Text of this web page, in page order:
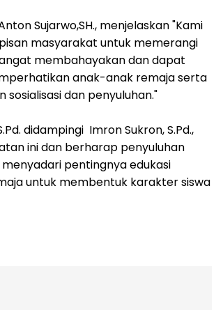
Sujarwo,SH., menjelaskan "Kami
masyarakat untuk memerangi
membahayakan dan dapat
anak-anak remaja serta
dan penyuluhan."
didampingi Imron Sukron, S.Pd.,
ini dan berharap penyuluhan
pentingnya edukasi
untuk membentuk karakter siswa